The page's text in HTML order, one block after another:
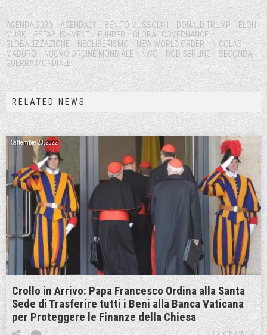
Tags:
AGENDA 2030 AGENDA21 BENITO MUSSOLINI DONALD TRUMP
ELON
MUSK
ESTABLISHMENT FÜHRER
GLOBAL GOVERNANCE
GLOBALIZZAZIONE
NEOLIBERISMO NEW WORLD ORDER
NICOLAS
MADURO
NUOVO ORDINE MONDIALE NWO ROD SERLING
SECONDA
GUERRA MONDIALE
RELATED NEWS
Settembre 23, 2022
Crollo in Arrivo: Papa Francesco Ordina alla Santa
Sede di Trasferire tutti i Beni alla Banca Vaticana
per Proteggere le Finanze della Chiesa